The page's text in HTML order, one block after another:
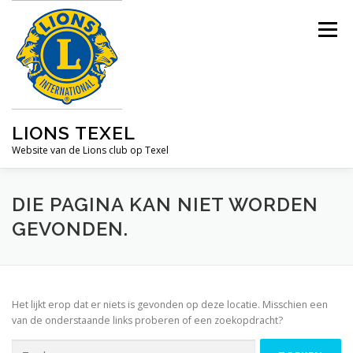
inhoud
LIONS TEXEL
Website van de Lions club op Texel
Menu
HOME ACTIVITEITEN WIE ZIJN WIJ
DIE PAGINA KAN NIET WORDEN
GEVONDEN.
Het lijkt erop dat er niets is gevonden op deze locatie. Misschien een
van de onderstaande links proberen of een zoekopdracht?